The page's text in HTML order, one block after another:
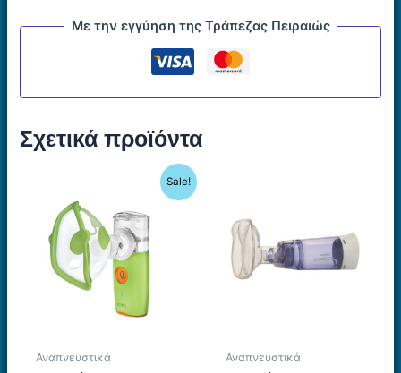
Με την εγγύηση της Τράπεζας Πειραιώς
Σχετικά προϊόντα
Sale!
Αναπνευστικά Αναπνευστικά